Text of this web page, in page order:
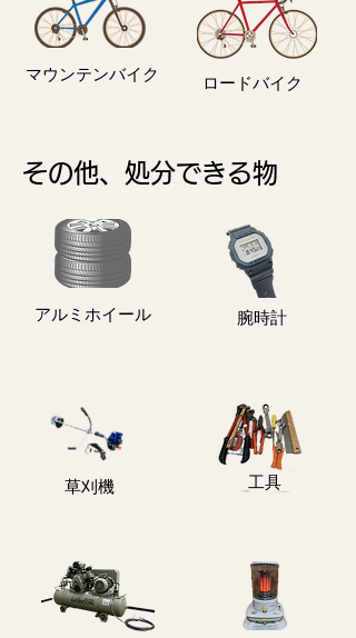
マウンテンバイク ロードバイク
その他、処分できる物
アルミホイール ​腕時計
​草刈機 ​工具